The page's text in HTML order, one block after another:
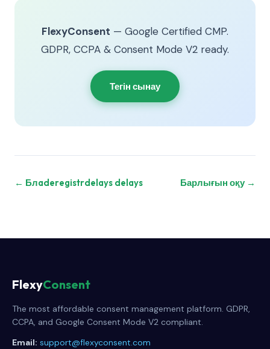
FlexyConsent — Google Certified CMP.
GDPR, CCPA & Consent Mode V2 ready.
Тегін сынау
← Блaderegistrdelays delays Барлығын оқу →
FlexyConsent
The most affordable consent management platform. GDPR,
CCPA, and Google Consent Mode V2 compliant.
Email: support@flexyconsent.com